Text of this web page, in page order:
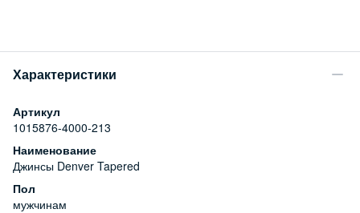
Характеристики
Артикул
1015876-4000-213
Наименование
Джинсы Denver Tapered
Пол
мужчинам